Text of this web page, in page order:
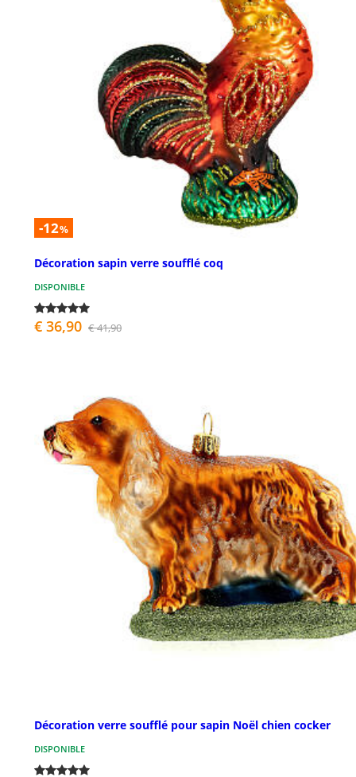
-12%
Décoration sapin verre soufflé coq
DISPONIBLE
€ 36,90 € 41,90
Décoration verre soufflé pour sapin Noël chien cocker
DISPONIBLE